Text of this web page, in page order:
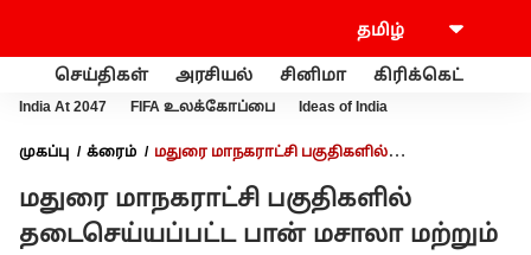
செய்திகள் அரசியல் சினிமா கிரிக்கெட்
India At 2047 FIFA உலக்கோப்பை Ideas of India
முகப்பு க்ரைம்
மதுரை மாநகராட்சி பகுதிகளில்
பறிமுதல் – 28 கடைகள் சீல் !
மதுரை மாநகராட்சி பகுதிகளில்
தடைசெய்யப்பட்ட பான் மசாலா மற்றும்